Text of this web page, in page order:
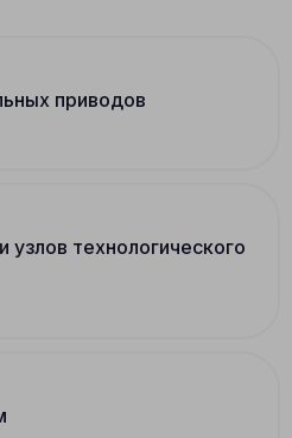
приводов
технологического